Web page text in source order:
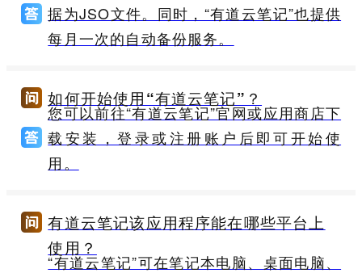
据为JSO文件。同时，“有道云笔记”也提供
每月一次的自动备份服务。
如何开始使用“有道云笔记”？
您可以前往“有道云笔记”官网或应用商店下
载安装，登录或注册账户后即可开始使
用。
有道云笔记该应用程序能在哪些平台上
使用？
“有道云笔记”可在笔记本电脑、桌面电脑、